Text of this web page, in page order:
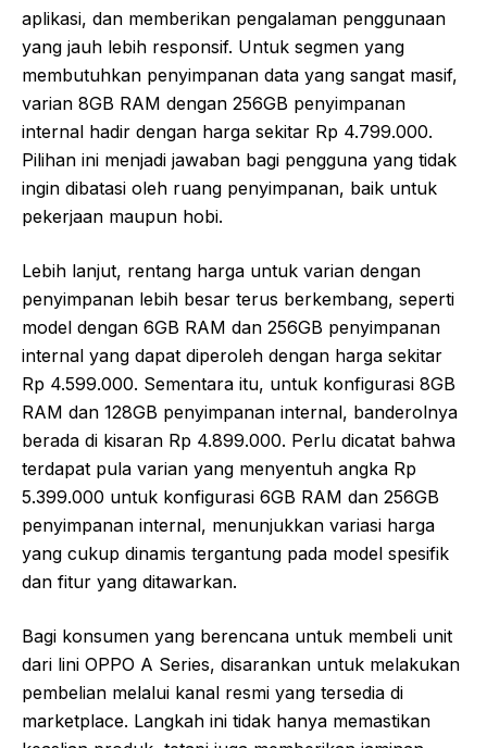
aplikasi, dan memberikan pengalaman penggunaan
yang jauh lebih responsif. Untuk segmen yang
membutuhkan penyimpanan data yang sangat masif,
varian 8GB RAM dengan 256GB penyimpanan
internal hadir dengan harga sekitar Rp 4.799.000.
Pilihan ini menjadi jawaban bagi pengguna yang tidak
ingin dibatasi oleh ruang penyimpanan, baik untuk
pekerjaan maupun hobi.
Lebih lanjut, rentang harga untuk varian dengan
penyimpanan lebih besar terus berkembang, seperti
model dengan 6GB RAM dan 256GB penyimpanan
internal yang dapat diperoleh dengan harga sekitar
Rp 4.599.000. Sementara itu, untuk konfigurasi 8GB
RAM dan 128GB penyimpanan internal, banderolnya
berada di kisaran Rp 4.899.000. Perlu dicatat bahwa
terdapat pula varian yang menyentuh angka Rp
5.399.000 untuk konfigurasi 6GB RAM dan 256GB
penyimpanan internal, menunjukkan variasi harga
yang cukup dinamis tergantung pada model spesifik
dan fitur yang ditawarkan.
Bagi konsumen yang berencana untuk membeli unit
dari lini OPPO A Series, disarankan untuk melakukan
pembelian melalui kanal resmi yang tersedia di
marketplace. Langkah ini tidak hanya memastikan